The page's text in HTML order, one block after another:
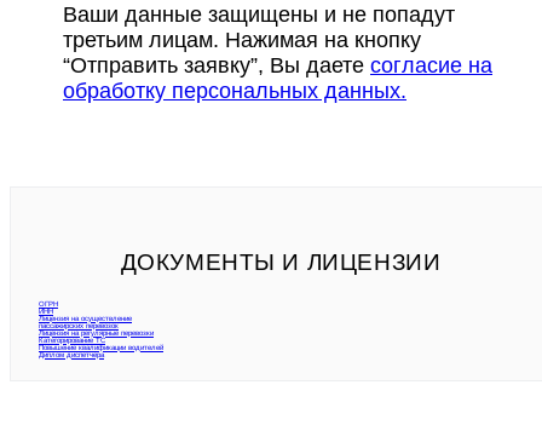
Ваши данные защищены и не попадут
третьим лицам. Нажимая на кнопку
“Отправить заявку”, Вы даете согласие на
обработку персональных данных.
ДОКУМЕНТЫ И ЛИЦЕНЗИИ
ОГРН
ИНН
Лицензия на осуществление
пассажирских перевозок
Лицензия на регулярные перевозки
Категорирование ТС
Повышение квалификации водителей
Диплом диспетчера